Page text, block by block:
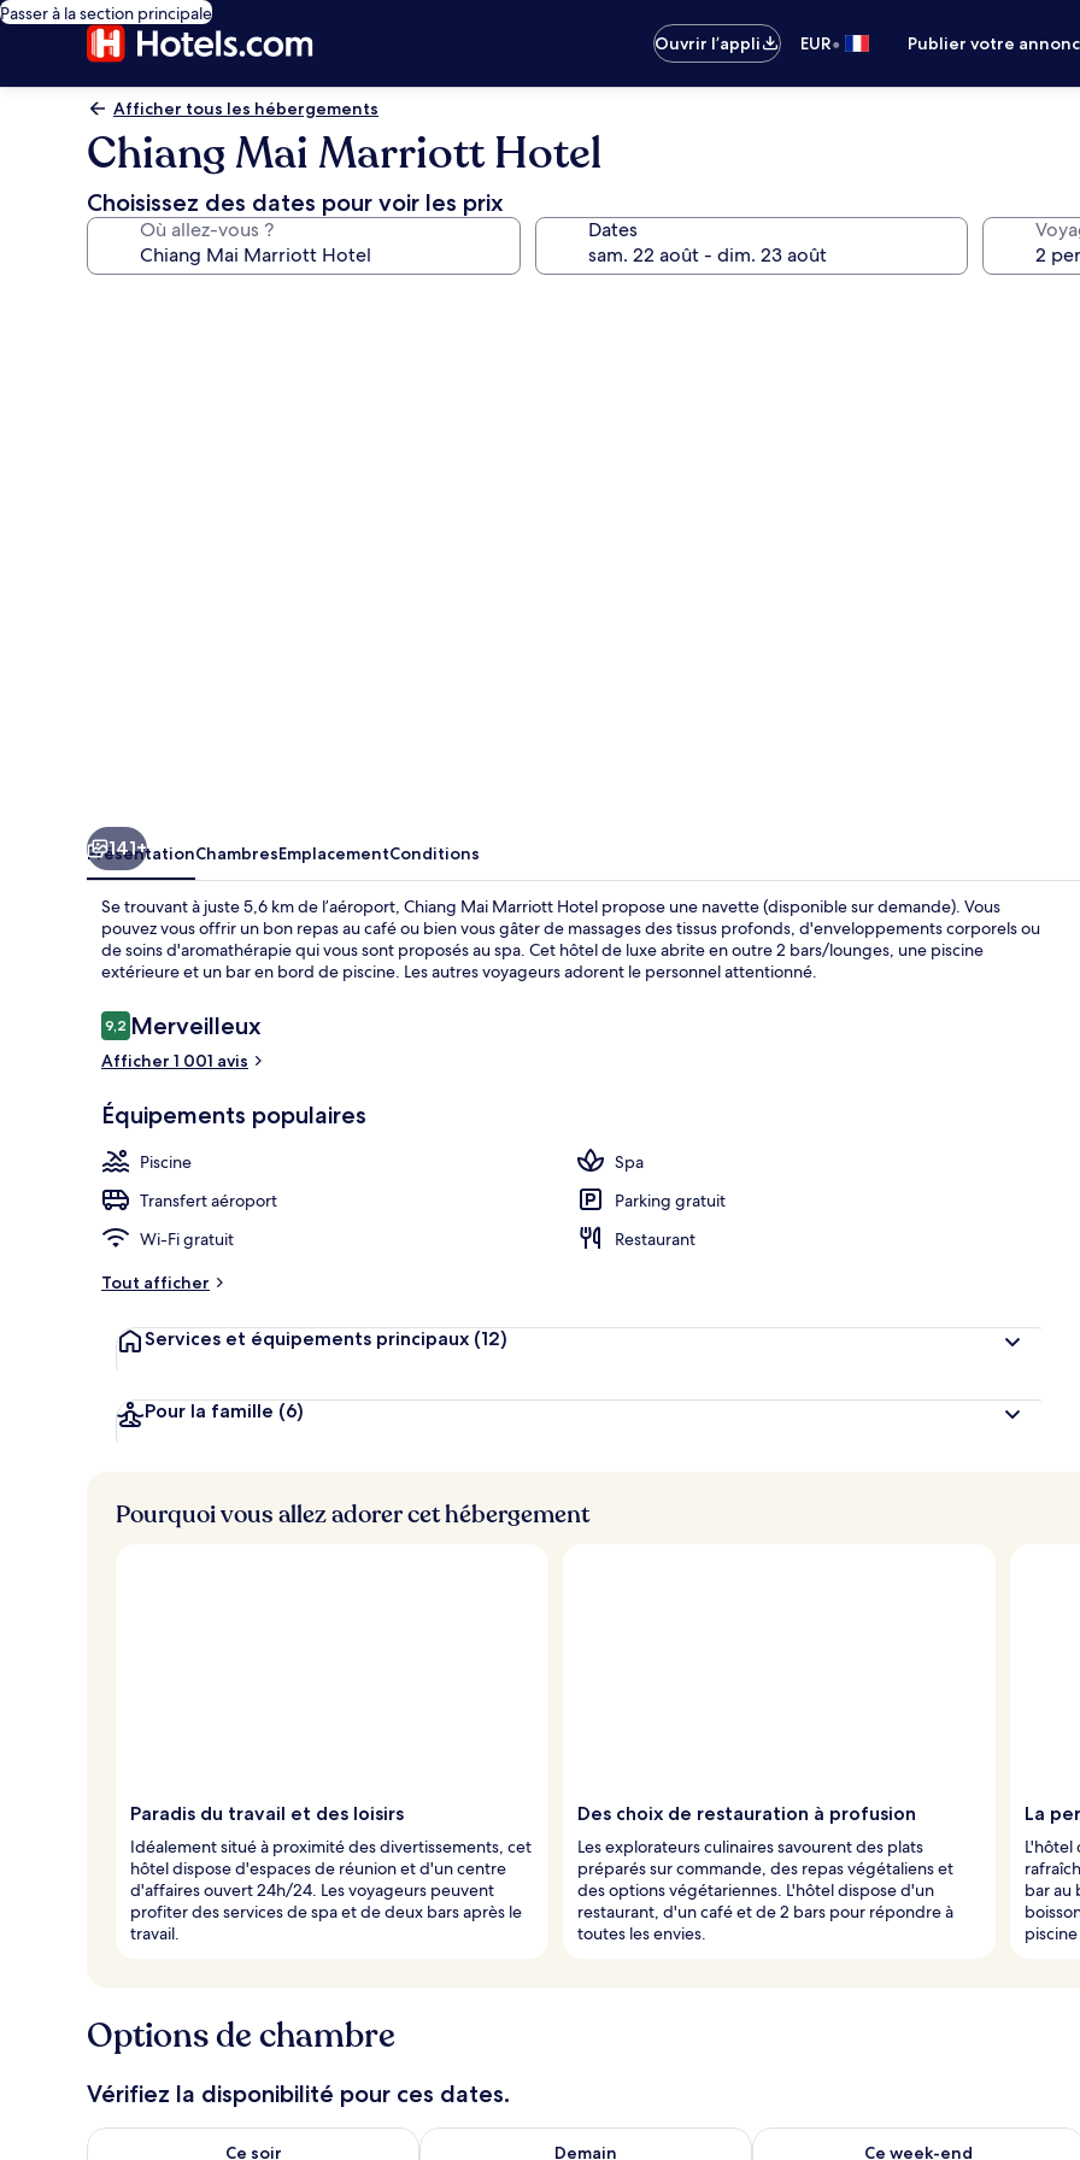
Passer à la section principale
Ouvrir l’appli
EUR• Publier votre
Afficher tous les hébergements
Chiang Mai Marriott Hotel
Choisissez des dates pour voir les prix
Où allez-vous ? Dates
141+
PrésentationChambresEmplacementConditions
Se trouvant à juste 5,6 km de l’aéroport, Chiang Mai Marriott Hotel propose une navette (disponible sur demande). Vous
pouvez vous offrir un bon repas au café ou bien vous gâter de massages des tissus profonds, d'enveloppements corporels ou
de soins d'aromathérapie qui vous sont proposés au spa. Cet hôtel de luxe abrite en outre 2 bars/lounges, une piscine
extérieure et un bar en bord de piscine. Les autres voyageurs adorent le personnel attentionné.
Avis
voyageurs
9,29,2 sur 10
Merveilleux
Afficher 1 001 avis
Équipements populaires
Piscine
Spa
Transfert aéroport
Parking gratuit
Wi-Fi gratuit
Restaurant
Tout afficher
Services et équipements principaux (12)
Pour la famille (6)
Pourquoi vous allez adorer cet hébergement
Paradis du travail et des loisirs
Idéalement situé à proximité des divertissements, cet
hôtel dispose d'espaces de réunion et d'un centre
d'affaires ouvert 24h/24. Les voyageurs peuvent
profiter des services de spa et de deux bars après le
travail.
Des choix de restauration à profusion
Les explorateurs culinaires savourent des plats
préparés sur commande, des repas végétaliens et
des options végétariennes. L'hôtel dispose d'un
restaurant, d'un café et de 2 bars pour répondre à
toutes les envies.
La
L'hôtel
bar au
Options de chambre
Vérifiez la disponibilité pour ces dates.
Ce soir
Vérifier la disponibilité pour ce soir août 8 - août 9
Demain
Vérifier la disponibilité pour demain août 9 - août 10
Ce week-end
Vérifier la disponibilité pour ce week-